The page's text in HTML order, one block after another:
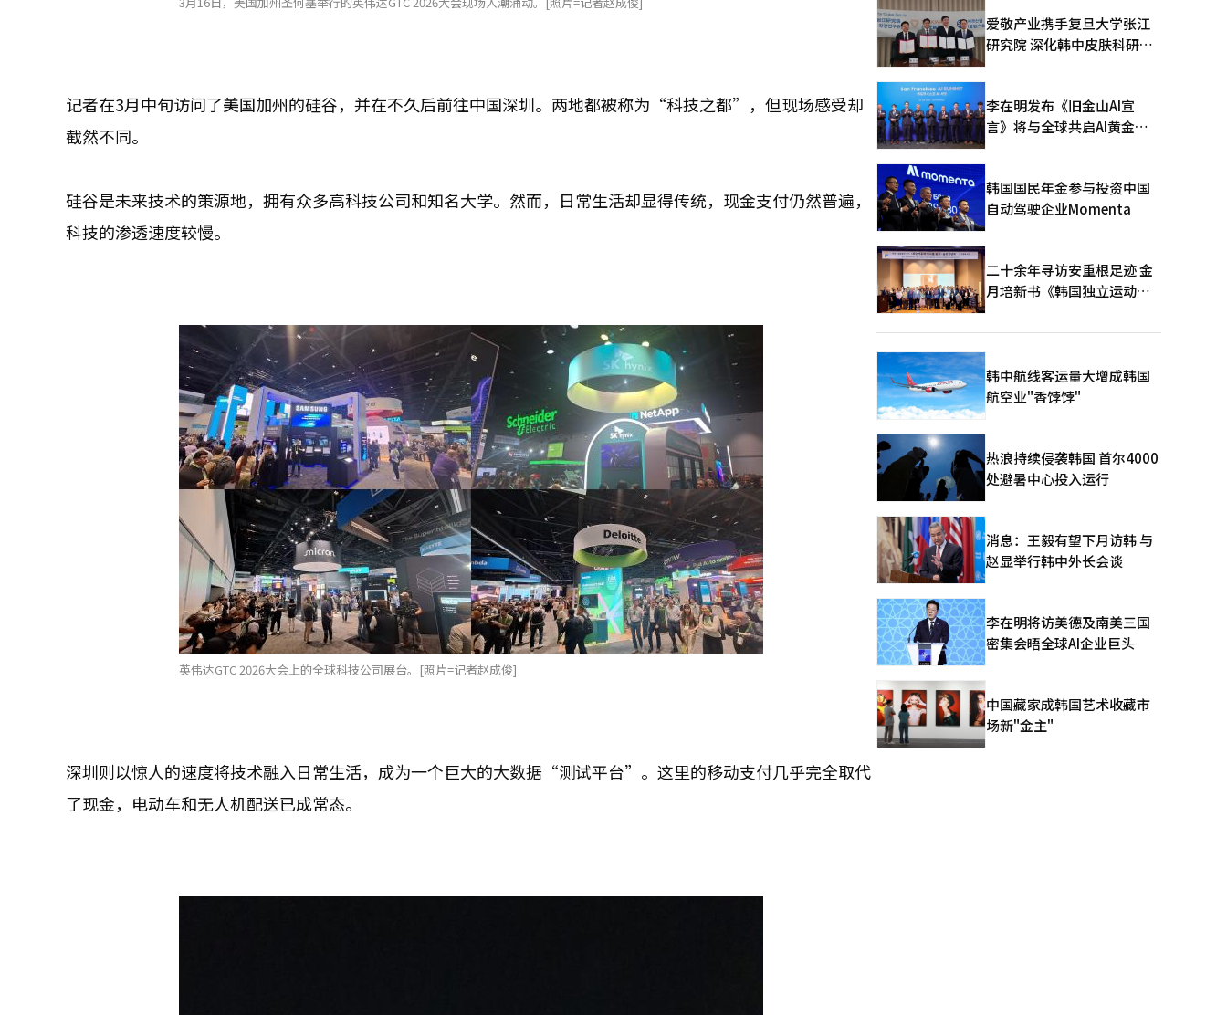
记者在3月中旬访问了美国加州的硅谷，并在不久后前往中国深圳。两地都被称为“科技之都”，但现场感受却
截然不同。
硅谷是未来技术的策源地，拥有众多高科技公司和知名大学。然而，日常生活却显得传统，现金支付仍然普遍，
科技的渗透速度较慢。
英伟达GTC 2026大会上的全球科技公司展台。[照片=记者赵成俊]
深圳则以惊人的速度将技术融入日常生活，成为一个巨大的大数据“测试平台”。这里的移动支付几乎完全取代
了现金，电动车和无人机配送已成常态。
爱敬产业携手复旦大学张江
研究院 深化韩中皮肤科研合
李在明发布《旧金山AI宣
言》将与全球共启AI黄金时
韩国国民年金参与投资中国
自动驾驶企业Momenta
二十余年寻访安重根足迹 金
月培新书《韩国独立运动圣
版
韩中航线客运量大增成韩国
航空业"香饽饽"
热浪持续侵袭韩国 首尔4000
处避暑中心投入运行
消息：王毅有望下月访韩 与
赵显举行韩中外长会谈
李在明将访美德及南美三国
密集会晤全球AI企业巨头
中国藏家成韩国艺术收藏市
场新"金主"